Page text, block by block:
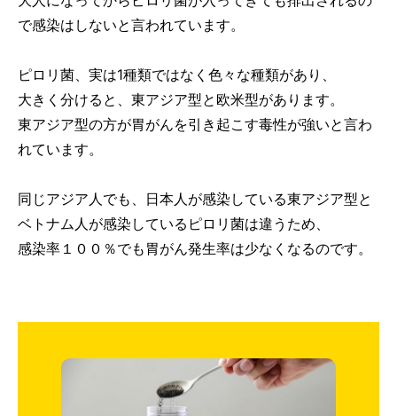
で感染はしないと言われています。
ピロリ菌、実は1種類ではなく色々な種類があり、
大きく分けると、東アジア型と欧米型があります。
東アジア型の方が胃がんを引き起こす毒性が強いと言わ
れています。
同じアジア人でも、日本人が感染している東アジア型と
ベトナム人が感染しているピロリ菌は違うため、
感染率１００％でも胃がん発生率は少なくなるのです。